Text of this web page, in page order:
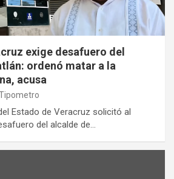
exige desafuero del
ordenó matar a la
acusa
Estado de Veracruz solicitó al
del alcalde de…